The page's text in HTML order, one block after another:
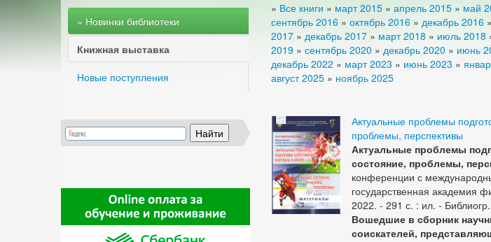
« Новинки библиотеки
Книжная выставка
Новые поступления
» Все книги » март 2015 » апрель 2015 » май
сентябрь 2016 » октябрь 2016 » декабрь 2016 »
2017 » декабрь 2017 » март 2018 » июль 2018
2019 » сентябрь 2020 » декабрь 2020 » июнь
декабрь 2022 » март 2023 » июнь 2023 »
август 2025 » ноябрь 2025
Актуальные проблемы
проблемы, перспективы
Актуальные проблемы
состояние, проблемы,
конференции с
государственная академия
2022. - 291 с. : ил. -
Вошедшие в сборник
соискателей,